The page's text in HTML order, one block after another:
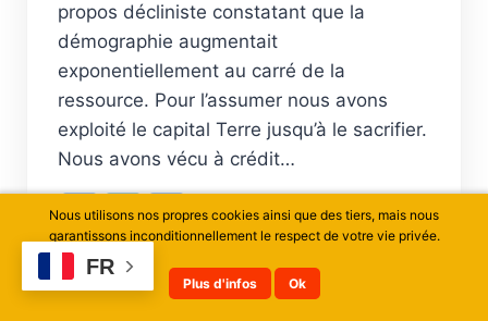
propos décliniste constatant que la
démographie augmentait
exponentiellement au carré de la
ressource. Pour l’assumer nous avons
exploité le capital Terre jusqu’à le sacrifier.
Nous avons vécu à crédit…
Facebook
LinkedIn
Partager
LIRE LA SUITE
TRANSITION
FR
Nous utilisons nos propres cookies ainsi que des tiers, mais nous
garantissons inconditionnellement le respect de votre vie privée.
Plus d'infos Ok